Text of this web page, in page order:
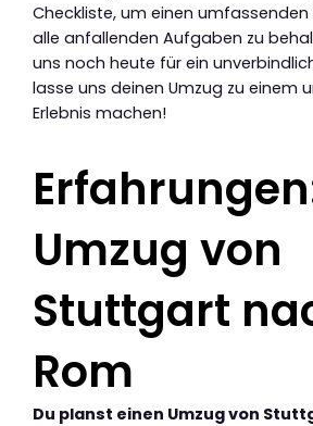
Checkliste, um einen umfassenden
alle anfallenden Aufgaben zu
uns noch heute für ein
lasse uns deinen Umzug zu einem
Erlebnis machen!
Umzug von
Stuttgart
Rom
Du planst einen Umzug von